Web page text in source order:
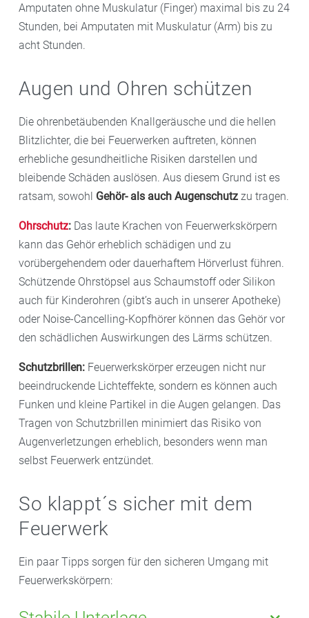
Amputaten ohne Muskulatur (Finger) maximal bis zu 24
Stunden, bei Amputaten mit Muskulatur (Arm) bis zu
acht Stunden.
Augen und Ohren schützen
Die ohrenbetäubenden Knallgeräusche und die hellen
Blitzlichter, die bei Feuerwerken auftreten, können
erhebliche gesundheitliche Risiken darstellen und
bleibende Schäden auslösen. Aus diesem Grund ist es
ratsam, sowohl Gehör- als auch Augenschutz zu tragen.
Ohrschutz: Das laute Krachen von Feuerwerkskörpern
kann das Gehör erheblich schädigen und zu
vorübergehendem oder dauerhaftem Hörverlust führen.
Schützende Ohrstöpsel aus Schaumstoff oder Silikon
auch für Kinderohren (gibt’s auch in unserer Apotheke)
oder Noise-Cancelling-Kopfhörer können das Gehör vor
den schädlichen Auswirkungen des Lärms schützen.
Schutzbrillen: Feuerwerkskörper erzeugen nicht nur
beeindruckende Lichteffekte, sondern es können auch
Funken und kleine Partikel in die Augen gelangen. Das
Tragen von Schutzbrillen minimiert das Risiko von
Augenverletzungen erheblich, besonders wenn man
selbst Feuerwerk entzündet.
So klappt´s sicher mit dem
Feuerwerk
Ein paar Tipps sorgen für den sicheren Umgang mit
Feuerwerkskörpern: